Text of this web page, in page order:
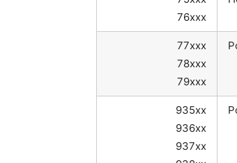
76xxx
77xxx
78xxx
79xxx
935xx
936xx
937xx